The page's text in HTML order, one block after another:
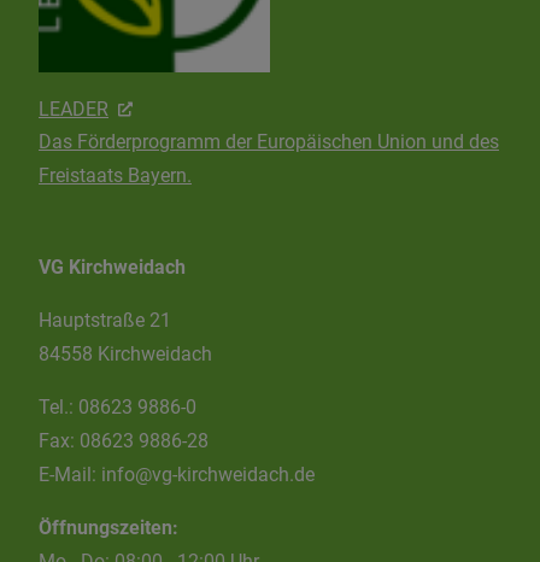
LEADER
Das Förderprogramm der Europäischen Union und des
Freistaats Bayern.
VG Kirchweidach
Hauptstraße 21
84558 Kirchweidach
Tel.: 08623 9886-0
Fax: 08623 9886-28
E-Mail: info@vg-kirchweidach.de
Öffnungszeiten: